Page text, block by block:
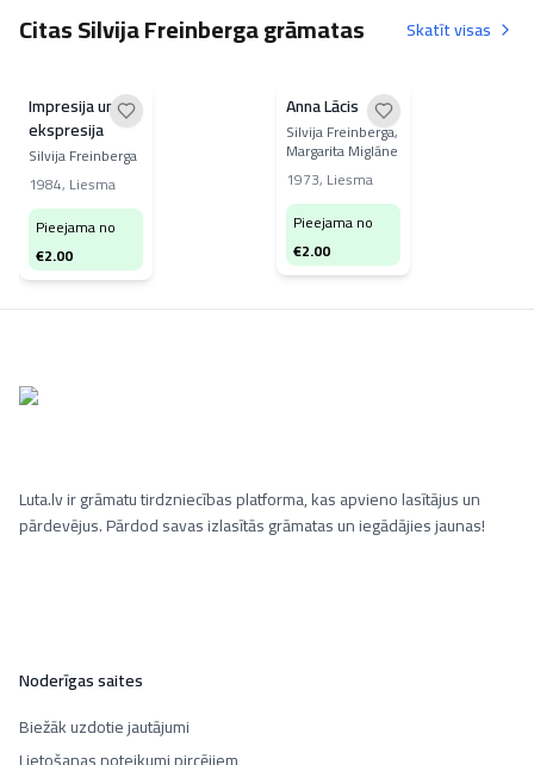
Citas Silvija Freinberga grāmatas Skatīt visas
Impresija un
ekspresija
Silvija Freinberga
1984, Liesma
Pieejama no
€2.00
Anna Lācis
Silvija Freinberga,
Margarita Miglāne
1973, Liesma
Pieejama no
€2.00
Luta.lv ir grāmatu tirdzniecības platforma, kas apvieno lasītājus un
pārdevējus. Pārdod savas izlasītās grāmatas un iegādājies jaunas!
Noderīgas saites
Biežāk uzdotie jautājumi